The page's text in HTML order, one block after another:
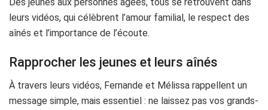
leurs vidéos, qui célèbrent l’amour familial, le respect des
aînés et l’importance de l’écoute.
Rapprocher les jeunes et leurs aînés
À travers leurs vidéos, Fernande et Mélissa rappellent un
message simple, mais essentiel : ne laissez pas vos grands-